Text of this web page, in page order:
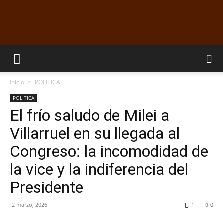
EL
RADIO
Inicio POLITICA
POLITICA
El frío saludo de Milei a
Villarruel en su llegada al
Congreso: la incomodidad de
la vice y la indiferencia del
Presidente
2 marzo, 2026 0
1